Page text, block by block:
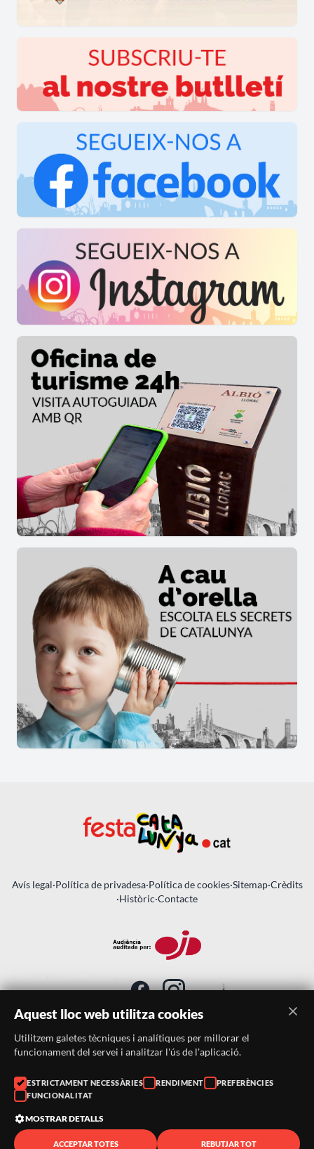
Avís legal·Política de privadesa·Política de cookies·Sitemap·Crèdits
·Històric·Contacte
SUBSCRIU-TE AL BUTLLETÍ
Telèfon:
938046359
Correu:
Aquest lloc web utilitza cookies
Utilitzem galetes tècniques i analítiques per millorar el
funcionament del servei i analitzar l'ús de l'aplicació.
ESTRICTAMENT NECESSÀRIES RENDIMENT
PREFERÈNCIES
FUNCIONALITAT
MOSTRAR DETALLS
ACCEPTAR TOTES REBUTJAR TOT